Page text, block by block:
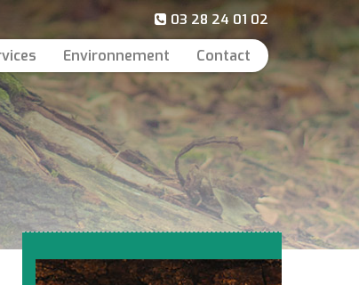
03 28 24 01 02
Environnement Contact